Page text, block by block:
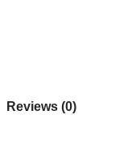
Reviews (0)